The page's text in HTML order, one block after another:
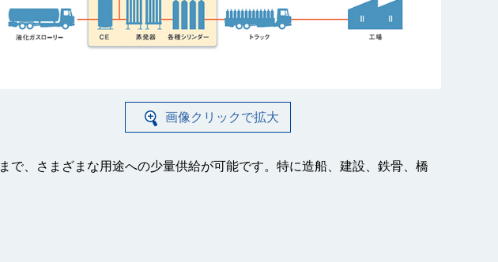
画像クリックで拡大
、さまざまな用途への少量供給が可能です。特に造船、建設、鉄骨、橋